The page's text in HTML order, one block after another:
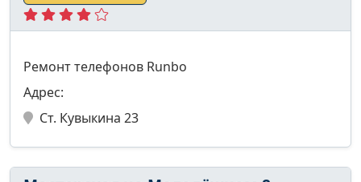
Ремонт телефонов Runbo
Адрес:
Ст. Кувыкина 23